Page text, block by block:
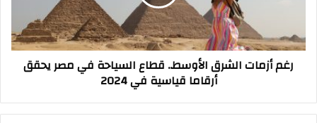
مصر
يحقق
أرقامارغم أزمات الشرق الأوسط.. قطاع السياحة في مصر يحقق
أرقاما قياسية في 2024